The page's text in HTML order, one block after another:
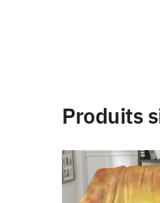
Produits